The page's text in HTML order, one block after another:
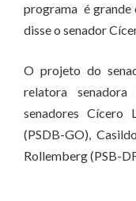
programa é grande
disse o senador
O projeto do
relatora
senadores Cícero
(PSDB-GO),
Rollemberg (PSB-